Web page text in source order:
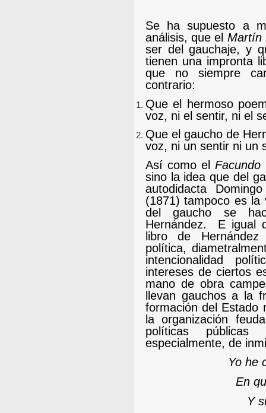
Se ha supuesto a
análisis, que el Martín
ser del gauchaje, y
tienen una impronta
que no siempre
contrario:
Que el hermoso
voz, ni el sentir, ni el
Que el gaucho de
voz, ni un sentir ni un
Así como elFacundo
sino la idea que del
autodidacta
(1871) tampoco es la
del gaucho se
Hernández.
E igual
libro de Hernández
política,
intencionalidad
intereses de ciertos
mano de obra
llevan gauchos a la
formación del Estado
la organización
políticas
especialmente, de
Yo he
En
Y